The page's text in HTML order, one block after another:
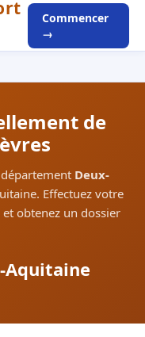
Commencer
→
de
Deux-
Effectuez votre
obtenez un dossier
Aquitaine